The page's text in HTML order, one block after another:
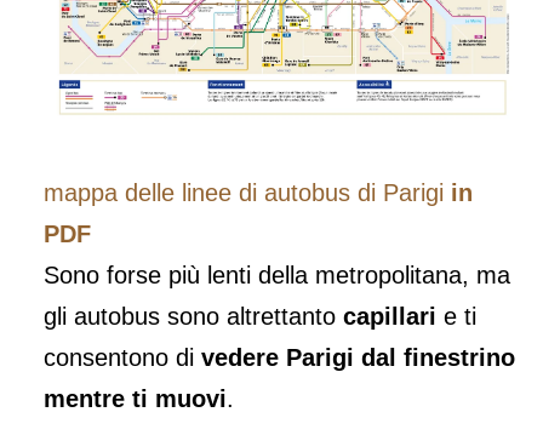
mappa delle linee di autobus di Parigi in
PDF
Sono forse più lenti della metropolitana, ma
gli autobus sono altrettanto capillari e ti
consentono di vedere Parigi dal finestrino
mentre ti muovi.